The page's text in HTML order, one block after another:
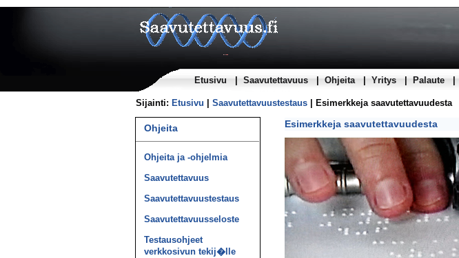
Etusivu Saavutettavuus Ohjeita| Yritys Palaute
Sijainti: Etusivu Saavutettavuustestaus | Esimerkkeja saavutettavuudesta
Ohjeita
Ohjeita ja -ohjelmia
Saavutettavuus
Saavutettavuus­testaus
Saavutettavuus­seloste
Testausohjeet
verkkosivun tekij�lle
Esimerkkeja saavutettavuudesta